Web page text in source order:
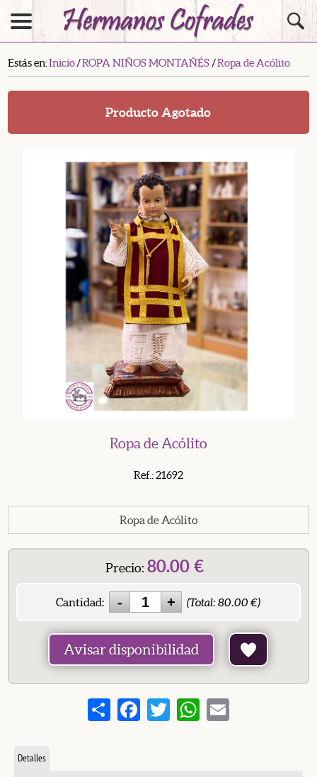
Estás en:Inicio/ROPA NIÑOS MONTAÑÉS /Ropa de Acólito
Producto Agotado
Ropa de Acólito
Ref.: 21692
Ropa de Acólito
Precio: 80.00 €
Cantidad: (Total:80.00 €)
Avisar disponibilidad
Share FacebookTwitterWhatsApp
Email
Detalles